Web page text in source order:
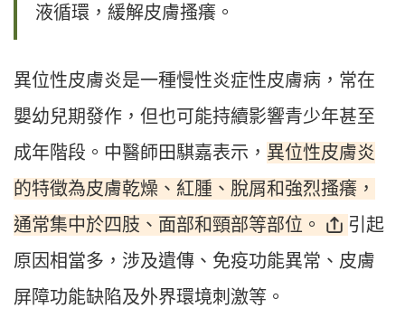
液循環，緩解皮膚搔癢。
異位性皮膚炎是一種慢性炎症性皮膚病，常在
嬰幼兒期發作，但也可能持續影響青少年甚至
成年階段。中醫師田騏嘉表示， 異位性皮膚炎
的特徵為皮膚乾燥、紅腫、脫屑和強烈搔癢，
通常集中於四肢、面部和頸部等部位。
引起
原因相當多，涉及遺傳、免疫功能異常、皮膚
屏障功能缺陷及外界環境刺激等。